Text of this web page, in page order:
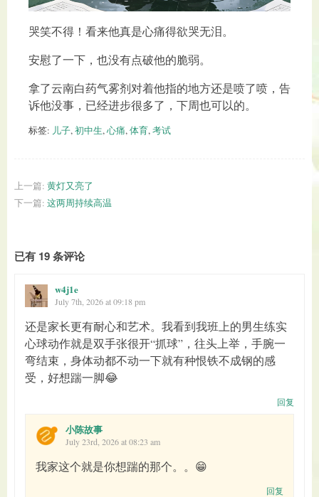
哭笑不得！看来他真是心痛得欲哭无泪。
安慰了一下，也没有点破他的脆弱。
拿了云南白药气雾剂对着他指的地方还是喷了喷，告
诉他没事，已经进步很多了，下周也可以的。
标签: 儿子,初中生,心痛,体育,考试
上一篇: 黄灯又亮了
下一篇: 这两周持续高温
已有 19 条评论
w4j1e
July 7th, 2026 at 09:18 pm
还是家长更有耐心和艺术。我看到我班上的男生练实
心球动作就是双手张很开“抓球”，往头上举，手腕一
弯结束，身体动都不动一下就有种恨铁不成钢的感
受，好想踹一脚😂
回复
小陈故事
July 23rd, 2026 at 08:23 am
我家这个就是你想踹的那个。。😁
回复